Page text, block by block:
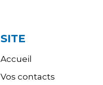
SITE
Accueil
Vos contacts